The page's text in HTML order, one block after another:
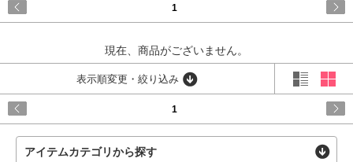
1
現在、商品がございません。
表示順変更・絞り込み
1
アイテムカテゴリから探す